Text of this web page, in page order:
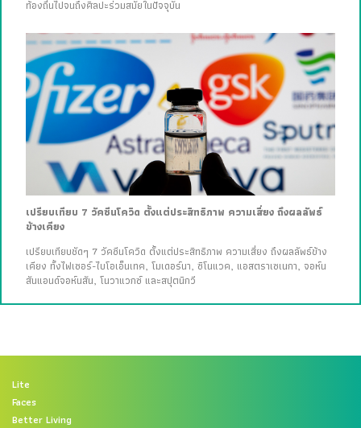
ท้องถิ่นไปจนถึงศิลปะร่วมสมัยในปัจจุบัน
เปรียบเทียบ 7 วัคซีนโควิด ตั้งแต่ประสิทธิภาพ ความเสี่ยง ถึงผลลัพธ์
ข้างเคียง
เปรียบเทียบชัดๆ 7 วัคซีนโควิด ตั้งแต่ประสิทธิภาพ ความเสี่ยง ถึงผลลัพธ์ข้าง
เคียง ทั้งไฟเซอร์-ไบโอเอ็นเทค, โมเดอร์นา, ซิโนแวค, แอสตราเซเนกา, จอห์น
สันแอนด์จอห์นสัน, โนวาแวกซ์ และสปุตนิกวี
Lite
Faces
Better Living